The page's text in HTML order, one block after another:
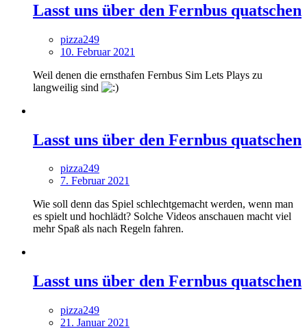
Lasst uns über den Fernbus quatschen
pizza249
10. Februar 2021
Weil denen die ernsthafen Fernbus Sim Lets Plays zu
langweilig sind
Lasst uns über den Fernbus quatschen
pizza249
7. Februar 2021
Wie soll denn das Spiel schlechtgemacht werden, wenn man
es spielt und hochlädt? Solche Videos anschauen macht viel
mehr Spaß als nach Regeln fahren.
Lasst uns über den Fernbus quatschen
pizza249
21. Januar 2021